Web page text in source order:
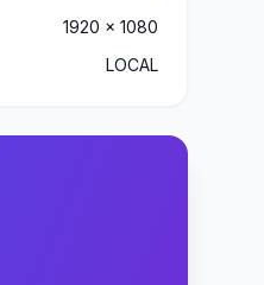
1920 x 1080
LOCAL